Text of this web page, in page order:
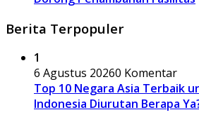
Berita Terpopuler
1
6 Agustus 20260 Komentar
Top 10 Negara Asia Terbaik
Indonesia Diurutan Berapa